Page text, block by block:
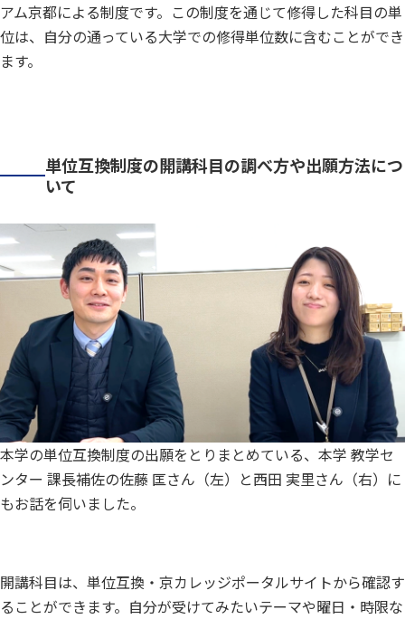
アム京都による制度です。この制度を通じて修得した科目の単
位は、自分の通っている大学での修得単位数に含むことができ
ます。
単位互換制度の開講科目の調べ方や出願方法につ
いて
本学の単位互換制度の出願をとりまとめている、本学 教学セ
ンター 課長補佐の佐藤 匡さん（左）と西田 実里さん（右）に
もお話を伺いました。
開講科目は、単位互換・京カレッジポータルサイトから確認す
ることができます。自分が受けてみたいテーマや曜日・時限な